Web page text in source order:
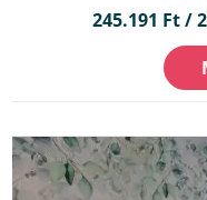
245.191 Ft /